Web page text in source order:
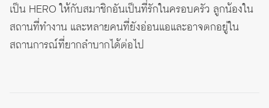
เป็น HERO ให้กับสมาชิกอันเป็นที่รักในครอบครัว ลูกน้องใน
สถานที่ทำงาน และหลายคนที่ยังอ่อนแอและอาจตกอยู่ใน
สถานการณ์ที่ยากลำบากได้ต่อไป